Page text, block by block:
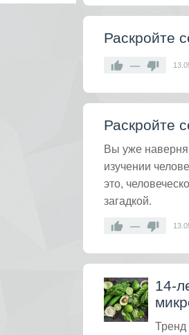
Раскройте
—
Раскройте
Вы уже
изучении
это,
загадкой.
—
14-
Тренд